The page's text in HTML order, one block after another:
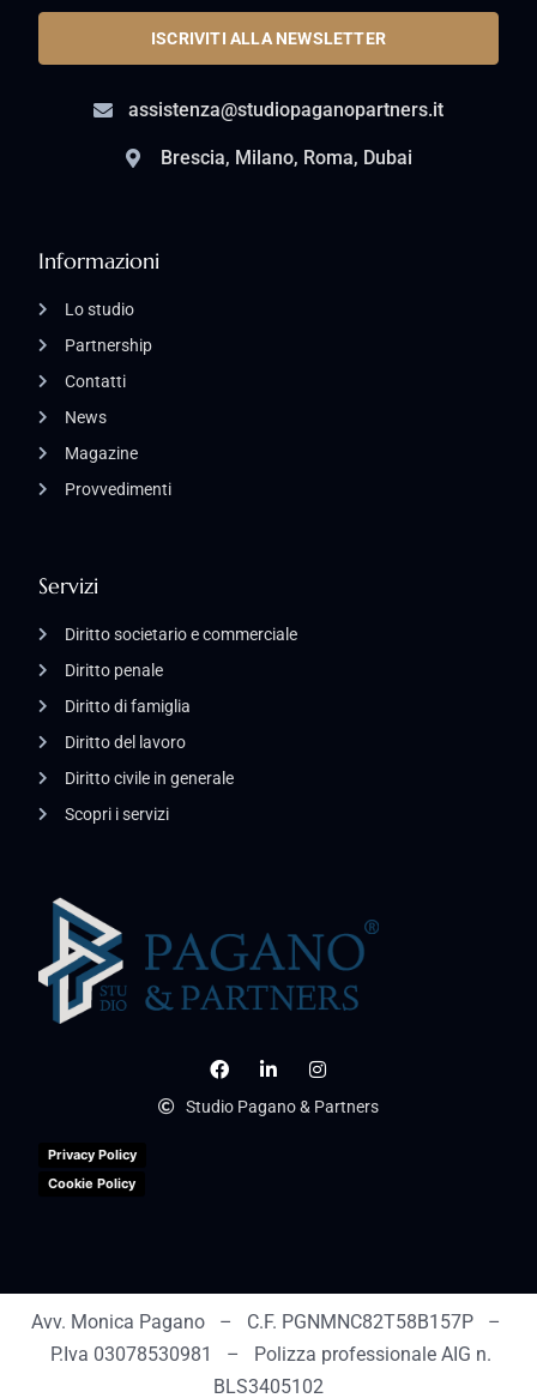
Studio Pagano & Partners
Privacy Policy
Cookie Policy
Servizi
Diritto societario e commerciale
Diritto penale
Diritto di famiglia
Diritto del lavoro
Diritto civile in generale
Scopri i servizi
Informazioni
Lo studio
Partnership
Contatti
News
Magazine
Provvedimenti
ISCRIVITI ALLA NEWSLETTER
assistenza@studiopaganopartners.it
Brescia, Milano, Roma, Dubai
Avv. Monica Pagano – C.F. PGNMNC82T58B157P –
P.Iva 03078530981 – Polizza professionale AIG n.
BLS3405102